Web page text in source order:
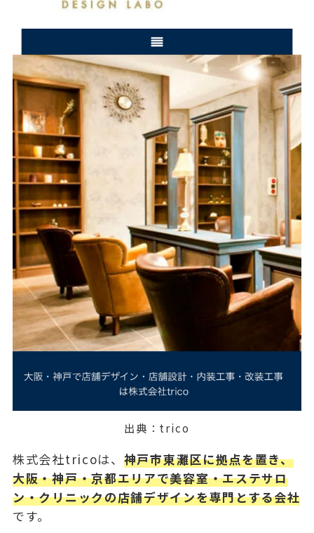
出典： trico
株式会社tricoは、 神戸市東灘区に拠点を置き、
大阪・神戸・京都エリアで美容室・エステサロ
ン・クリニックの店舗デザインを専門とする会社
です。